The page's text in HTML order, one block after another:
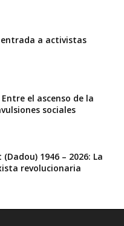
a activistas
el ascenso de la
sociales
1946 – 2026: La
revolucionaria